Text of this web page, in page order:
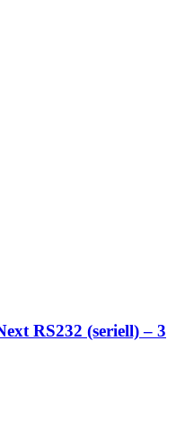
RS232 (seriell) – 3